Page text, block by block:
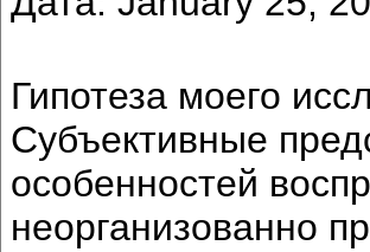
Гипотеза моего
Субъективные
особенностей
неорганизованно